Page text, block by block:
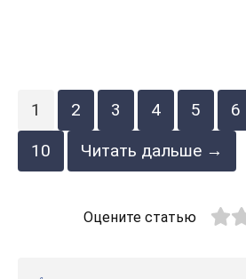
1 2 3 4 5 6
10
Читать дальше →
Оцените статью